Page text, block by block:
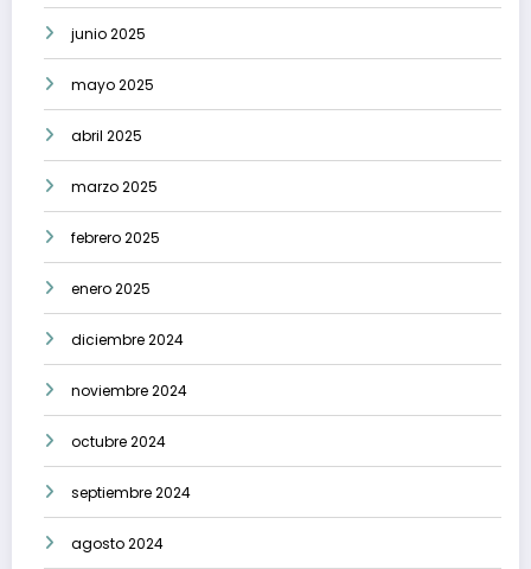
junio 2025
mayo 2025
abril 2025
marzo 2025
febrero 2025
enero 2025
diciembre 2024
noviembre 2024
octubre 2024
septiembre 2024
agosto 2024